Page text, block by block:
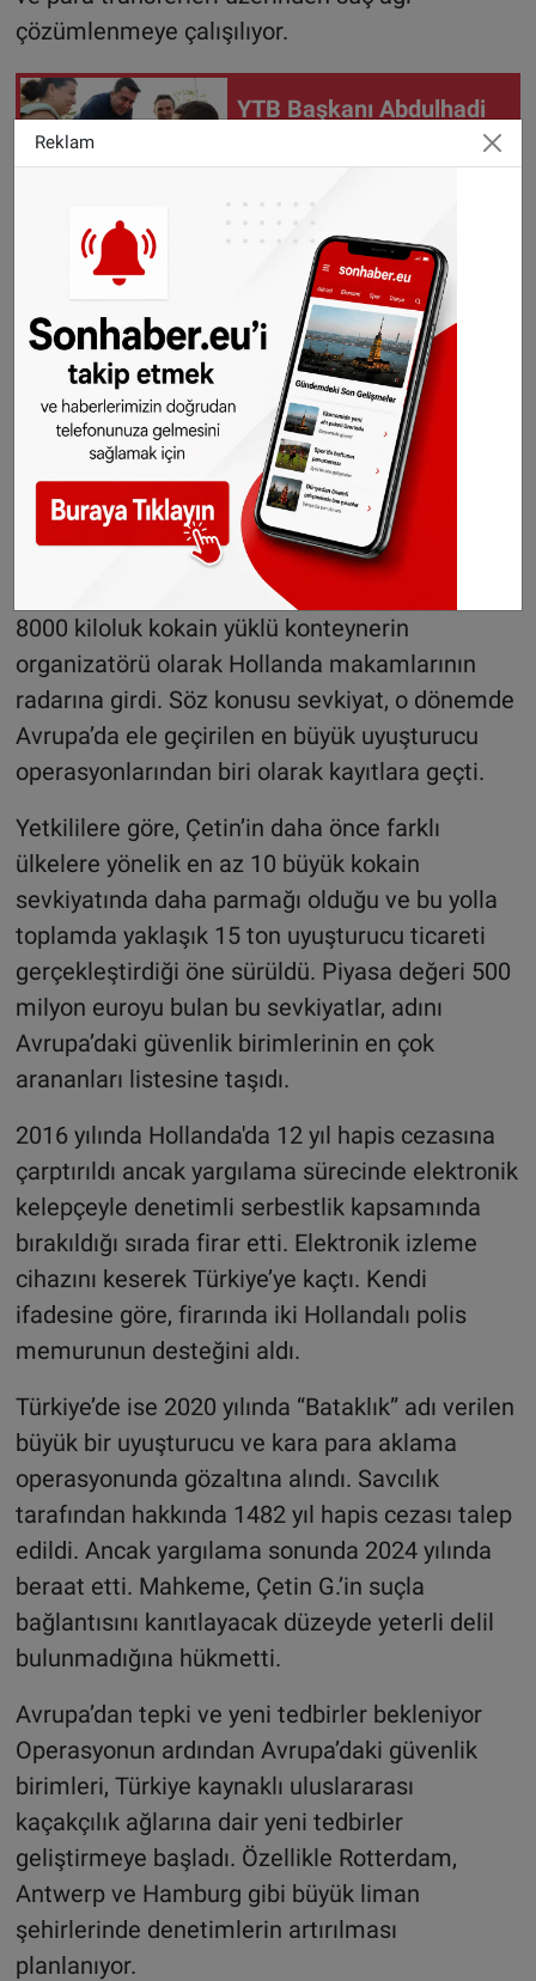
çözümlenmeye çalışılıyor.
YTB Başkanı Abdulhadi
Yolu'nda vatandaşlarla
Niş'te buluştu
Türkiye’deki operasyonlar sonrası gözaltına
alınanların, farklı ülkelerdeki suç bağlantıları da
mercek altına alındı. Soruşturmanın, sadece
Türkiye değil, uluslararası çapta büyüyebileceği
belirtiliyor.
Çetin G.’in geçmişi: 12 yıl hapis cezası, 1482 yıl
talep, beraat kararı
Çetin G. ismi, Avrupa kamuoyunda uzun süredir
büyük ölçekli uyuşturucu kaçakçılığıyla anılıyor.
2012 yılında Ekvador’dan Avrupa’ya sevk edilen
8000 kiloluk kokain yüklü konteynerin
organizatörü olarak Hollanda makamlarının
radarına girdi. Söz konusu sevkiyat, o dönemde
Avrupa’da ele geçirilen en büyük uyuşturucu
operasyonlarından biri olarak kayıtlara geçti.
Yetkililere göre, Çetin’in daha önce farklı
ülkelere yönelik en az 10 büyük kokain
sevkiyatında daha parmağı olduğu ve bu yolla
toplamda yaklaşık 15 ton uyuşturucu ticareti
gerçekleştirdiği öne sürüldü. Piyasa değeri 500
milyon euroyu bulan bu sevkiyatlar, adını
Avrupa’daki güvenlik birimlerinin en çok
arananları listesine taşıdı.
2016 yılında Hollanda'da 12 yıl hapis cezasına
çarptırıldı ancak yargılama sürecinde elektronik
kelepçeyle denetimli serbestlik kapsamında
bırakıldığı sırada firar etti. Elektronik izleme
cihazını keserek Türkiye’ye kaçtı. Kendi
ifadesine göre, firarında iki Hollandalı polis
memurunun desteğini aldı.
Türkiye’de ise 2020 yılında “Bataklık” adı verilen
büyük bir uyuşturucu ve kara para aklama
operasyonunda gözaltına alındı. Savcılık
tarafından hakkında 1482 yıl hapis cezası talep
edildi. Ancak yargılama sonunda 2024 yılında
beraat etti. Mahkeme, Çetin G.’in suçla
bağlantısını kanıtlayacak düzeyde yeterli delil
bulunmadığına hükmetti.
Avrupa’dan tepki ve yeni tedbirler bekleniyor
Operasyonun ardından Avrupa’daki güvenlik
birimleri, Türkiye kaynaklı uluslararası
kaçakçılık ağlarına dair yeni tedbirler
geliştirmeye başladı. Özellikle Rotterdam,
Antwerp ve Hamburg gibi büyük liman
şehirlerinde denetimlerin artırılması
planlanıyor.
Reklam